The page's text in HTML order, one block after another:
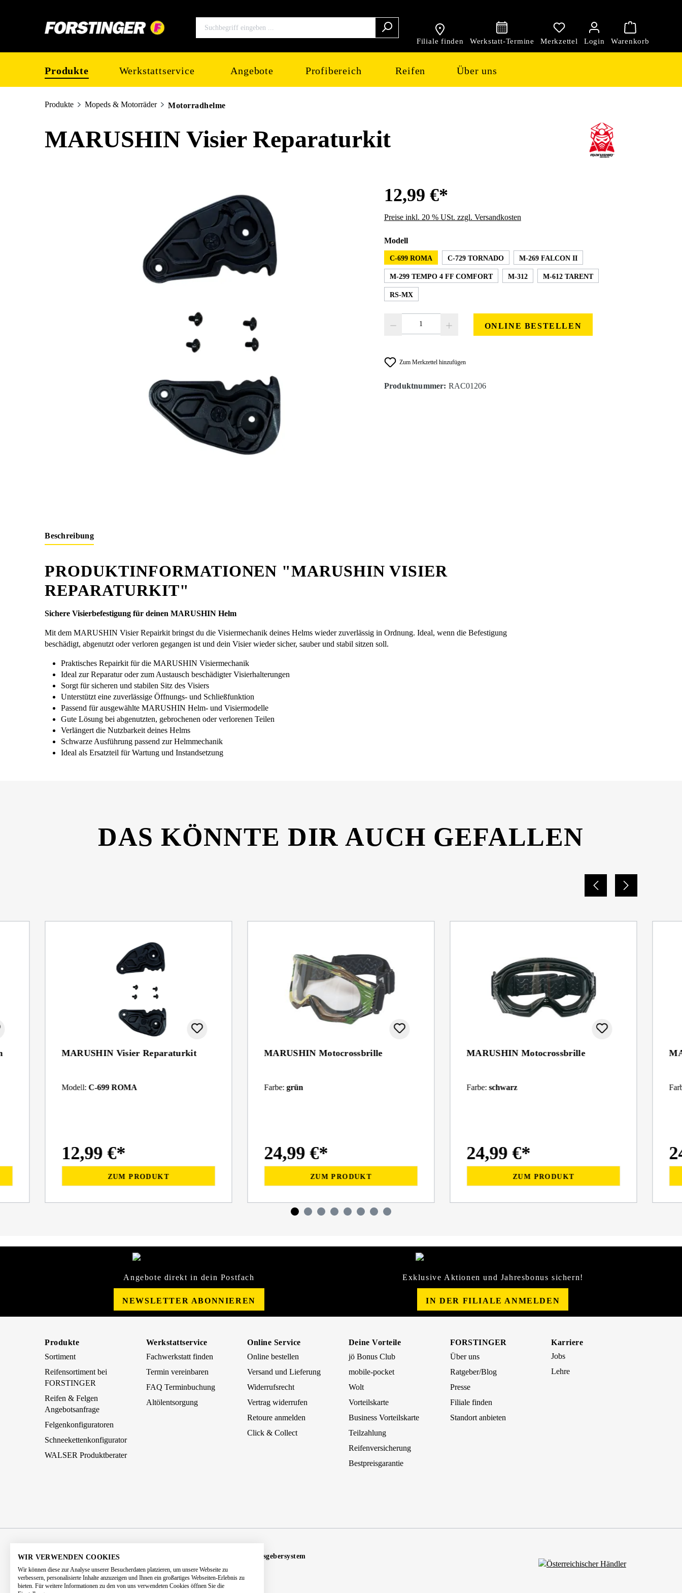
Filiale finden
Produkte Werkstattservice Angebote Profibereich Reifen Über uns
Produkte Mopeds & Motorräder Motorradhelme
MARUSHIN Visier Reparaturkit
12,99 €*
Preise inkl. 20 % USt. zzgl. Versandkosten
Modellauswählen
C-699 ROMA C-729 TORNADO M-269 FALCON II
M-299 TEMPO 4 FF COMFORT M-312 M-612 TARENT
RS-MX
ONLINE BESTELLEN
Zum Merkzettel hinzufügen
Produktnummer: RAC01206
Beschreibung
PRODUKTINFORMATIONEN "MARUSHIN VISIER
REPARATURKIT"
Sichere Visierbefestigung für deinen MARUSHIN Helm
Mit dem MARUSHIN Visier Repairkit bringst du die Visiermechanik deines Helms wieder zuverlässig in Ordnung. Ideal, wenn die Befestigung
beschädigt, abgenutzt oder verloren gegangen ist und dein Visier wieder sicher, sauber und stabil sitzen soll.
Praktisches Repairkit für die MARUSHIN Visiermechanik
Ideal zur Reparatur oder zum Austausch beschädigter Visierhalterungen
Sorgt für sicheren und stabilen Sitz des Visiers
Unterstützt eine zuverlässige Öffnungs- und Schließfunktion
Passend für ausgewählte MARUSHIN Helm- und Visiermodelle
Gute Lösung bei abgenutzten, gebrochenen oder verlorenen Teilen
Verlängert die Nutzbarkeit deines Helms
Schwarze Ausführung passend zur Helmmechanik
Ideal als Ersatzteil für Wartung und Instandsetzung
DAS KÖNNTE DIR AUCH GEFALLEN
MARUSHIN Visier Reparaturkit
Modell:C-699 ROMA
12,99 €*
ZUM PRODUKT
MARUSHIN Motocrossbrille
Farbe:grün
24,99 €*
ZUM PRODUKT
MARUSHIN Motocrossbrille
Farbe:schwarz
24,99 €*
ZUM PRODUKT
Angebote direkt in dein Postfach
NEWSLETTER ABONNIEREN
Exklusive Aktionen und Jahresbonus sichern!
IN DER FILIALE ANMELDEN
Produkte
Sortiment
Reifensortiment bei
FORSTINGER
Reifen & Felgen
Angebotsanfrage
Felgenkonfiguratoren
Schneekettenkonfigurator
WALSER Produktberater
Werkstattservice
Fachwerkstatt finden
Termin vereinbaren
FAQ Terminbuchung
Altölentsorgung
Online Service
Online bestellen
Versand und Lieferung
Widerrufsrecht
Vertrag widerrufen
Retoure anmelden
Click & Collect
Deine Vorteile
jö Bonus Club
mobile-pocket
Wolt
Vorteilskarte
Business Vorteilskarte
Teilzahlung
Reifenversicherung
Bestpreisgarantie
FORSTINGER
Über uns
Ratgeber/Blog
Presse
Filiale finden
Standort anbieten
Karriere
Jobs
Lehre
AGB Impressum
Hinweisgebersystem
Barrierefreiheitserklärung
Kontakt
WIR VERWENDEN COOKIES
Wir können diese zur Analyse unserer Besucherdaten platzieren, um unsere Webseite zu
verbessern, personalisierte Inhalte anzuzeigen und Ihnen ein großartiges Webseiten-Erlebnis zu
bieten. Für weitere Informationen zu den von uns verwendeten Cookies öffnen Sie die